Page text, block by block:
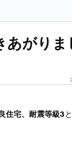
あがりま
住宅、耐震等級3